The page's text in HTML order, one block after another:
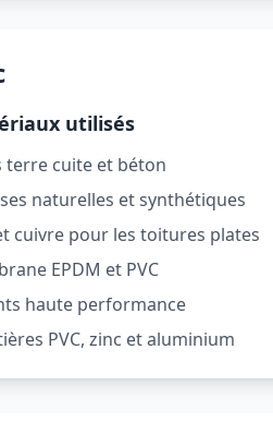
utilisés
terre cuite et béton
naturelles et synthétiques
cuivre pour les toitures plates
EPDM et PVC
haute performance
PVC, zinc et aluminium